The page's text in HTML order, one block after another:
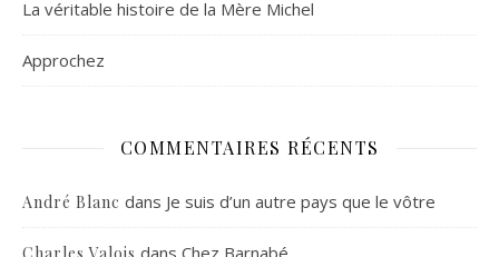
La véritable histoire de la Mère Michel
Approchez
COMMENTAIRES RÉCENTS
André Blanc dans Je suis d’un autre pays que le vôtre
dans Chez Barnabé